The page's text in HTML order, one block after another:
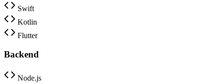
Swift
Kotlin
Flutter
Backend
Node.js